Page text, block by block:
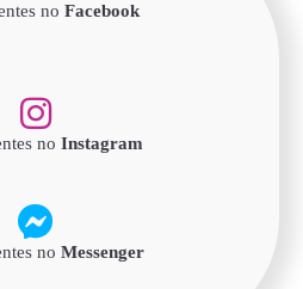
no Facebook
no Instagram
no Messenger